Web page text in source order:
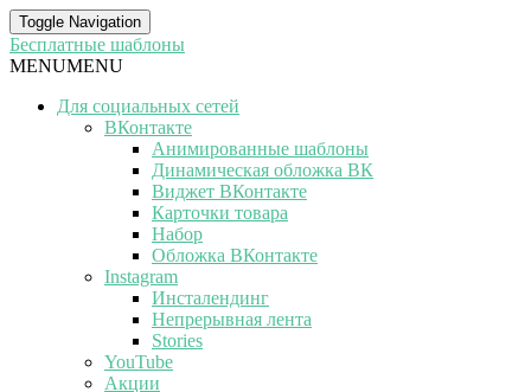
Toggle Navigation
Бесплатные шаблоны
MENUMENU
Для социальных сетей
ВКонтакте
Анимированные шаблоны
Динамическая обложка ВК
Виджет ВКонтакте
Карточки товара
Набор
Обложка ВКонтакте
Instagram
Инсталендинг
Непрерывная лента
Stories
YouTube
Акции